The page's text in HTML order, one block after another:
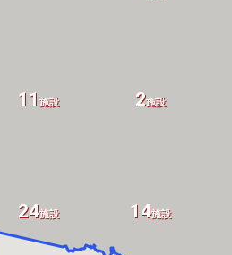
24施設 14施設
11 施設 2施設